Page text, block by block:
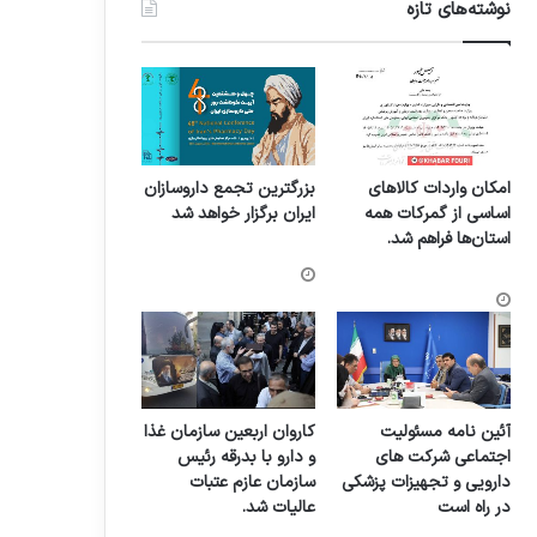
نوشته‌های تازه
امکان واردات کالاهای
اساسی از گمرکات همه
استان‌ها فراهم شد.
بزرگترین تجمع داروسازان
ایران برگزار خواهد شد
آئین نامه مسئولیت
اجتماعی شرکت های
دارویی و تجهیزات پزشکی
در راه است
کاروان اربعین سازمان غذا
و دارو با بدرقه رئیس
سازمان عازم عتبات
عالیات شد.